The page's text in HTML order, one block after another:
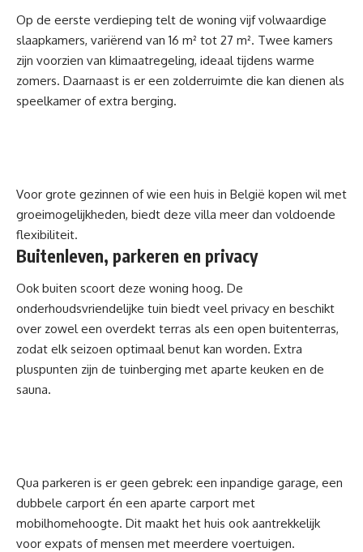
Op de eerste verdieping telt de woning vijf volwaardige
slaapkamers, variërend van 16 m² tot 27 m². Twee kamers
zijn voorzien van klimaatregeling, ideaal tijdens warme
zomers. Daarnaast is er een zolderruimte die kan dienen als
speelkamer of extra berging.
Voor grote gezinnen of wie een huis in België kopen wil met
groeimogelijkheden, biedt deze villa meer dan voldoende
flexibiliteit.
Buitenleven, parkeren en privacy
Ook buiten scoort deze woning hoog. De
onderhoudsvriendelijke tuin biedt veel privacy en beschikt
over zowel een overdekt terras als een open buitenterras,
zodat elk seizoen optimaal benut kan worden. Extra
pluspunten zijn de tuinberging met aparte keuken en de
sauna.
Qua parkeren is er geen gebrek: een inpandige garage, een
dubbele carport én een aparte carport met
mobilhomehoogte. Dit maakt het huis ook aantrekkelijk
voor expats of mensen met meerdere voertuigen.